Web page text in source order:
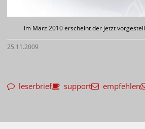
Im März 2010 erscheint der jetzt
25.11.2009
leserbrief support empfehlen